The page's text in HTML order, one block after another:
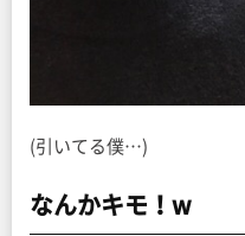
(引いてる僕…)
なんかキモ！w